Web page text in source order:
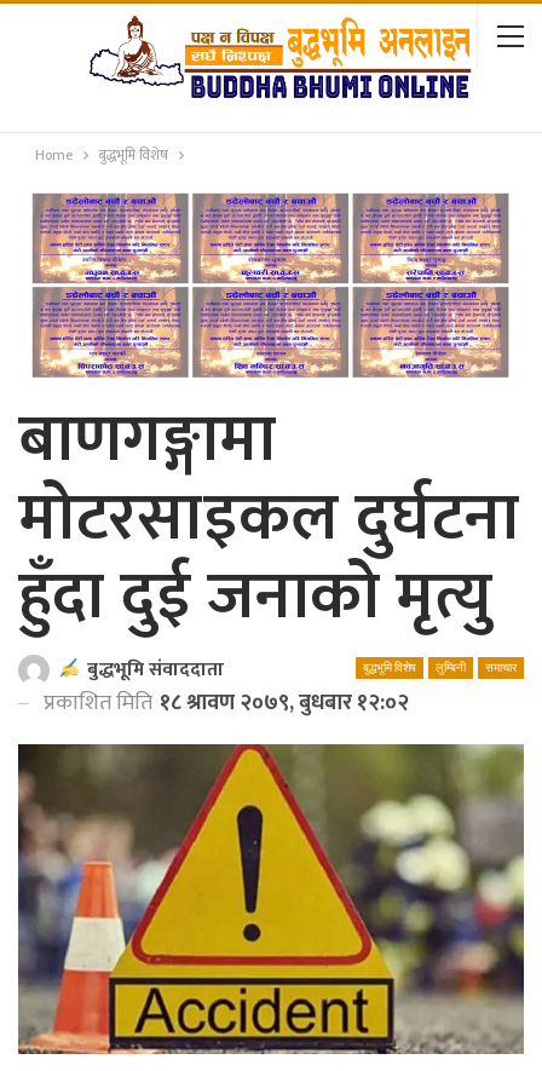
Home बुद्धभूमि विशेष
बाणगङ्गामा
मोटरसाइकल दुर्घटना
हुँदा दुई जनाको मृत्यु
बुद्धभूमि विशेष लुम्बिनी समाचार
बुद्धभूमि संवाददाता
प्रकाशित मिति १८ श्रावण २०७९, बुधबार १२:०२